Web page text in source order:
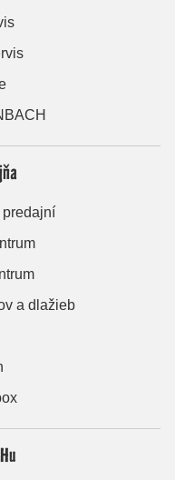
predajní
a dlažieb